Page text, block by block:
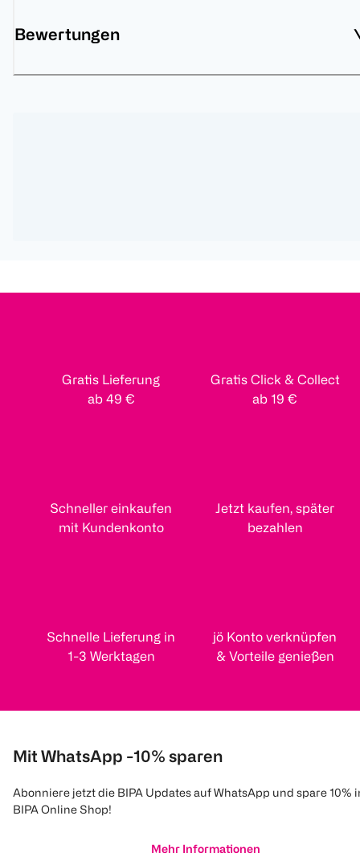
Bewertungen
Gratis Lieferung
ab 49 €
Gratis Click & Collect
ab 19 €
Schneller einkaufen
mit Kundenkonto
Jetzt kaufen, später
bezahlen
Schnelle Lieferung in
1-3 Werktagen
jö Konto verknüpfen
& Vorteile genießen
Mit WhatsApp -10% sparen
Abonniere jetzt die BIPA Updates auf WhatsApp und spare 10%
BIPA Online Shop!
Mehr Informationen